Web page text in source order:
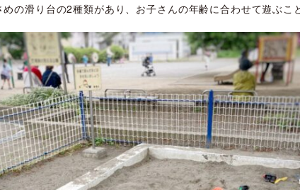
の滑り台の2種類があり、お子さんの年齢に合わせて遊ぶこ